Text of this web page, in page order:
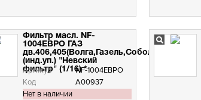
Фильтр масл. NF-
1004ЕВРО ГАЗ
дв.406,405(Волга,Газель,Соболь)
(инд.уп.) "Невский
фильтр" (1/16) *
Артикул
NF-1004ЕВРО
Код
А00937
Нет в наличии